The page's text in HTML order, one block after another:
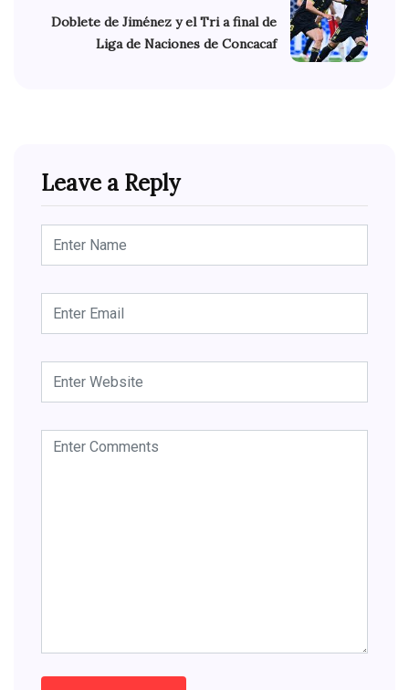
Doblete de Jiménez y el Tri a final de
Liga de Naciones de Concacaf
Leave a Reply